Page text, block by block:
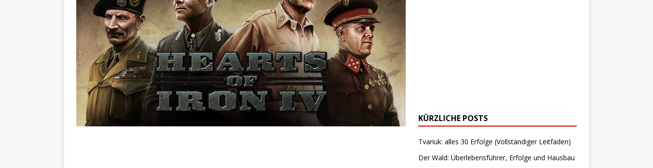
KÜRZLICHE POSTS
Tvariuk: alles 30 Erfolge (Vollständiger Leitfaden)
Der Wald: Überlebensführer, Erfolge und Hausbau